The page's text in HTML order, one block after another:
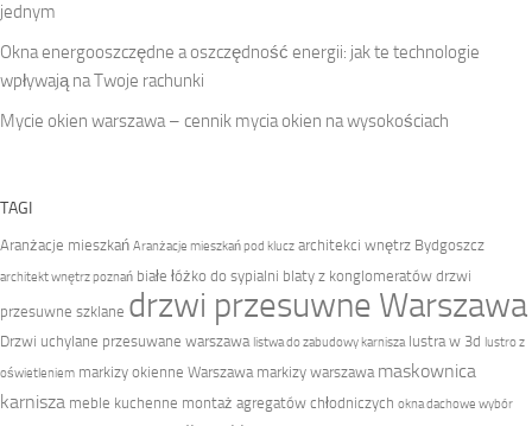
jednym
Okna energooszczędne a oszczędność energii: jak te technologie
wpływają na Twoje rachunki
Mycie okien warszawa – cennik mycia okien na wysokościach
TAGI
Aranżacje mieszkań Aranżacje mieszkań pod klucz architekci wnętrz Bydgoszcz
architekt wnętrz poznań białe łóżko do sypialni blaty z konglomeratów drzwi
przesuwne szklane drzwi przesuwne Warszawa
Drzwi uchylane przesuwane warszawa listwa do zabudowy karnisza lustra w 3d lustro z
oświetleniem markizy okienne Warszawa markizy warszawa maskownica
karnisza meble kuchenne montaż agregatów chłodniczych okna dachowe wybór